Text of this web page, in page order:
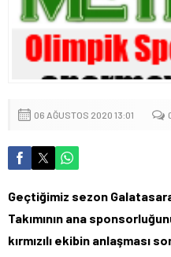
06 AĞUSTOS 2020 13:01
Geçtiğimiz sezon
Takımının ana
kırmızılı ekibin anlaşması